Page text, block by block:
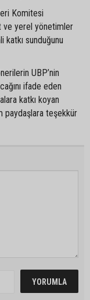
Komitesi
ve yerel yönetimler
katkı sunduğunu
UBP’nin
ifade eden
katkı koyan
paydaşlara teşekkür